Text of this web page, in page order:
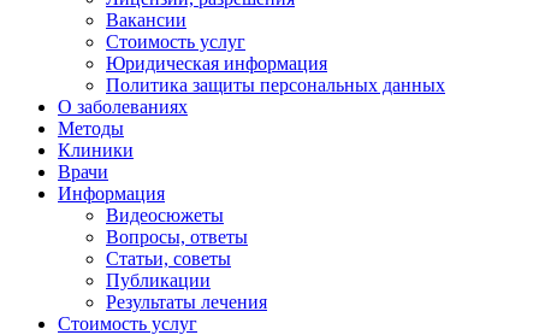
Вакансии
Стоимость услуг
Юридическая информация
Политика защиты персональных данных
О заболеваниях
Методы
Клиники
Врачи
Информация
Видеосюжеты
Вопросы, ответы
Статьи, советы
Публикации
Результаты лечения
Стоимость услуг